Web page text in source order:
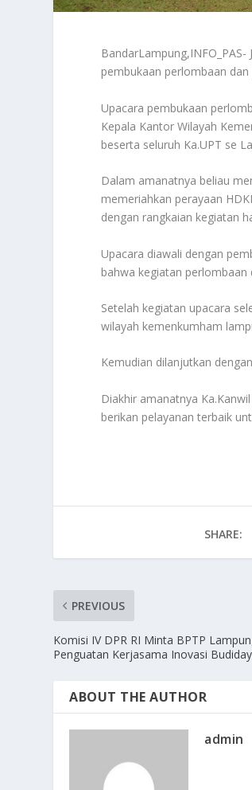
pembukaan perlombaan
Upacara pembukaan
Kepala Kantor Wilayah
beserta seluruh Ka.UPT se
Dalam amanatnya beliau
memeriahkan perayaan
dengan rangkaian kegiatan
Upacara diawali dengan
bahwa kegiatan
Setelah kegiatan upacara
wilayah kemenkumham
Kemudian dilanjutkan
Diakhir amanatnya
berikan pelayanan terbaik
SHARE:
PREVIOUS
Komisi IV DPR RI Minta BPTP
Penguatan Kerjasama Inovasi
ABOUT THE AUTHOR
admin